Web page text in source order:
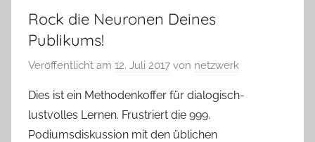
Rock die Neuronen Deines
Publikums!
Veröffentlicht am 12. Juli 2017 von netzwerk
Dies ist ein Methodenkoffer für dialogisch-
lustvolles Lernen. Frustriert die 999.
Podiumsdiskussion mit den üblichen